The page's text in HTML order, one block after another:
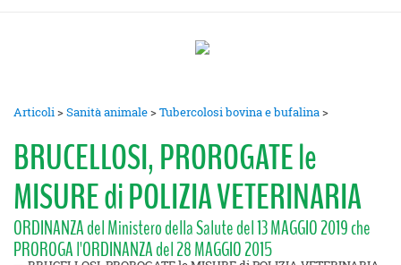
Articoli>Sanità animale>Tubercolosi bovina e bufalina>
BRUCELLOSI, PROROGATE le
MISURE di POLIZIA VETERINARIA
ORDINANZA del Ministero della Salute del 13 MAGGIO 2019 che
PROROGA l'ORDINANZA del 28 MAGGIO 2015